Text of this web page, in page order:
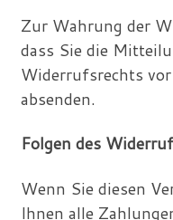
Zur Wahrung der
dass Sie die
Widerrufsrechts
absenden.
Folgen des
Wenn Sie diesen
Ihnen alle